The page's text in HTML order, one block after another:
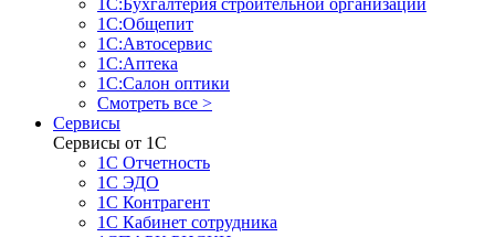
1С:Бухгалтерия строительной организации
1С:Общепит
1С:Автосервис
1С:Аптека
1С:Салон оптики
Смотреть все >
Сервисы
Сервисы от 1С
1С Отчетность
1С ЭДО
1С Контрагент
1С Кабинет сотрудника